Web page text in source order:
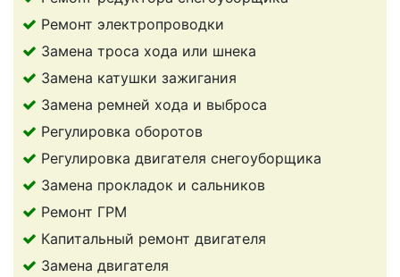
Ремонт электропроводки
Замена троса хода или шнека
Замена катушки зажигания
Замена ремней хода и выброса
Регулировка оборотов
Регулировка двигателя снегоуборщика
Замена прокладок и сальников
Ремонт ГРМ
Капитальный ремонт двигателя
Замена двигателя